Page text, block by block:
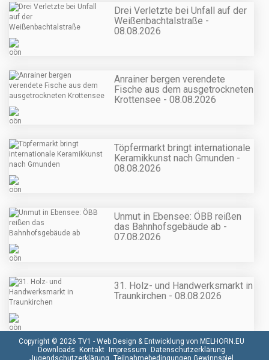
Drei Verletzte bei Unfall auf der
Weißenbachtalstraße -
08.08.2026
Anrainer bergen verendete
Fische aus dem ausgetrockneten
Krottensee - 08.08.2026
Töpfermarkt bringt internationale
Keramikkunst nach Gmunden -
08.08.2026
Unmut in Ebensee: ÖBB reißen
das Bahnhofsgebäude ab -
07.08.2026
31. Holz- und Handwerksmarkt in
Traunkirchen - 08.08.2026
Copyright © 2026 TV1 - Web Design & Entwicklung von MELHORN.EU
Downloads Kontakt Impressum Datenschutzerklärung
Jugendschutzerklärung Teilnahmebedingungen Gewinnspiel